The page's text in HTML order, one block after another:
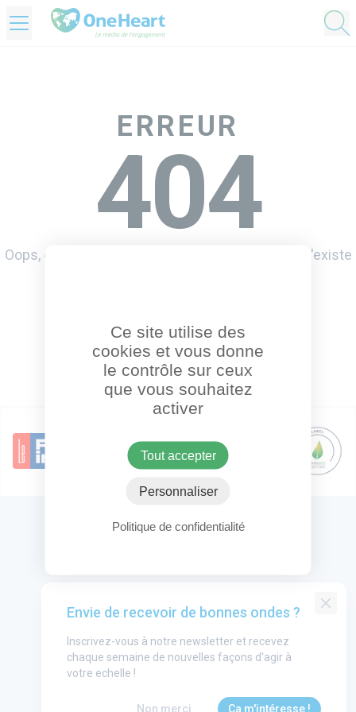
ERREUR
404
Oops, désolé mais la page que vous demandez n'existe
Retourner à l'accueil
Groupe One Heart
Annonceurs
Mentions légales
Envie de recevoir de bonnes ondes ?
Inscrivez-vous à notre newsletter et recevez
chaque semaine de nouvelles façons d'agir à
votre echelle !
Non merci Ça m'intéresse !
Ce site utilise des
cookies et vous donne
le contrôle sur ceux
que vous souhaitez
activer
Tout accepter
Personnaliser
Politique de confidentialité